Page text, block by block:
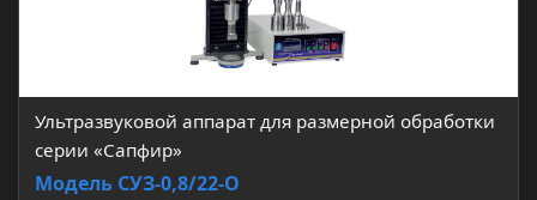
Ультразвуковой аппарат для размерной обработки
серии «Сапфир»
Модель СУЗ-0,8/22-О